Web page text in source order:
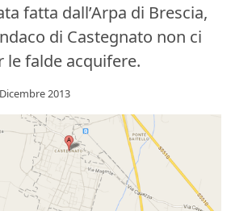
fatta dall’Arpa di Brescia,
di Castegnato non ci
le falde acquifere.
2013